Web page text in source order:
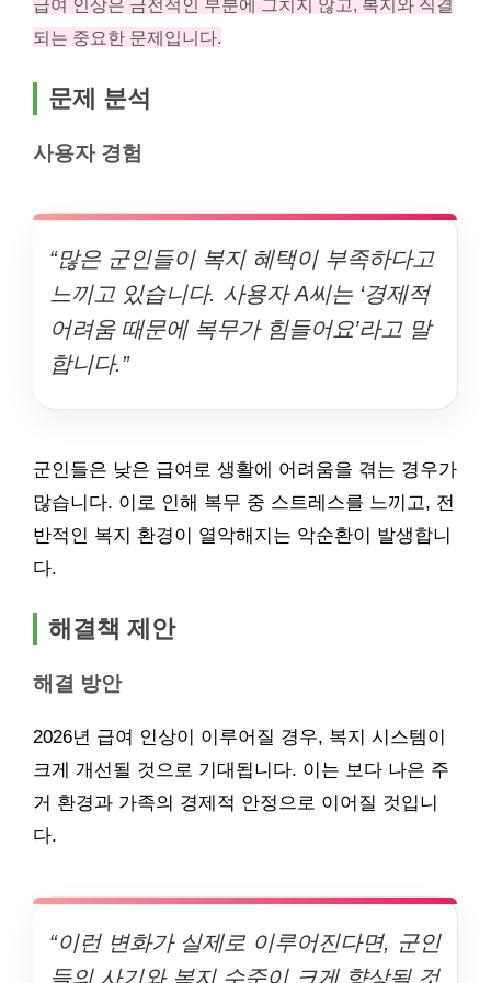
급여 인상은 금전적인 부분에 그치지 않고, 복지와 직결
되는 중요한 문제입니다.
문제 분석
사용자 경험
“많은 군인들이 복지 혜택이 부족하다고
느끼고 있습니다. 사용자 A씨는 ‘경제적
어려움 때문에 복무가 힘들어요’라고 말
합니다.”
군인들은 낮은 급여로 생활에 어려움을 겪는 경우가
많습니다. 이로 인해 복무 중 스트레스를 느끼고, 전
반적인 복지 환경이 열악해지는 악순환이 발생합니
다.
해결책 제안
해결 방안
2026년 급여 인상이 이루어질 경우, 복지 시스템이
크게 개선될 것으로 기대됩니다. 이는 보다 나은 주
거 환경과 가족의 경제적 안정으로 이어질 것입니
다.
“이런 변화가 실제로 이루어진다면, 군인
들의 사기와 복지 수준이 크게 향상될 것